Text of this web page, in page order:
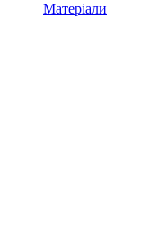
Матеріали